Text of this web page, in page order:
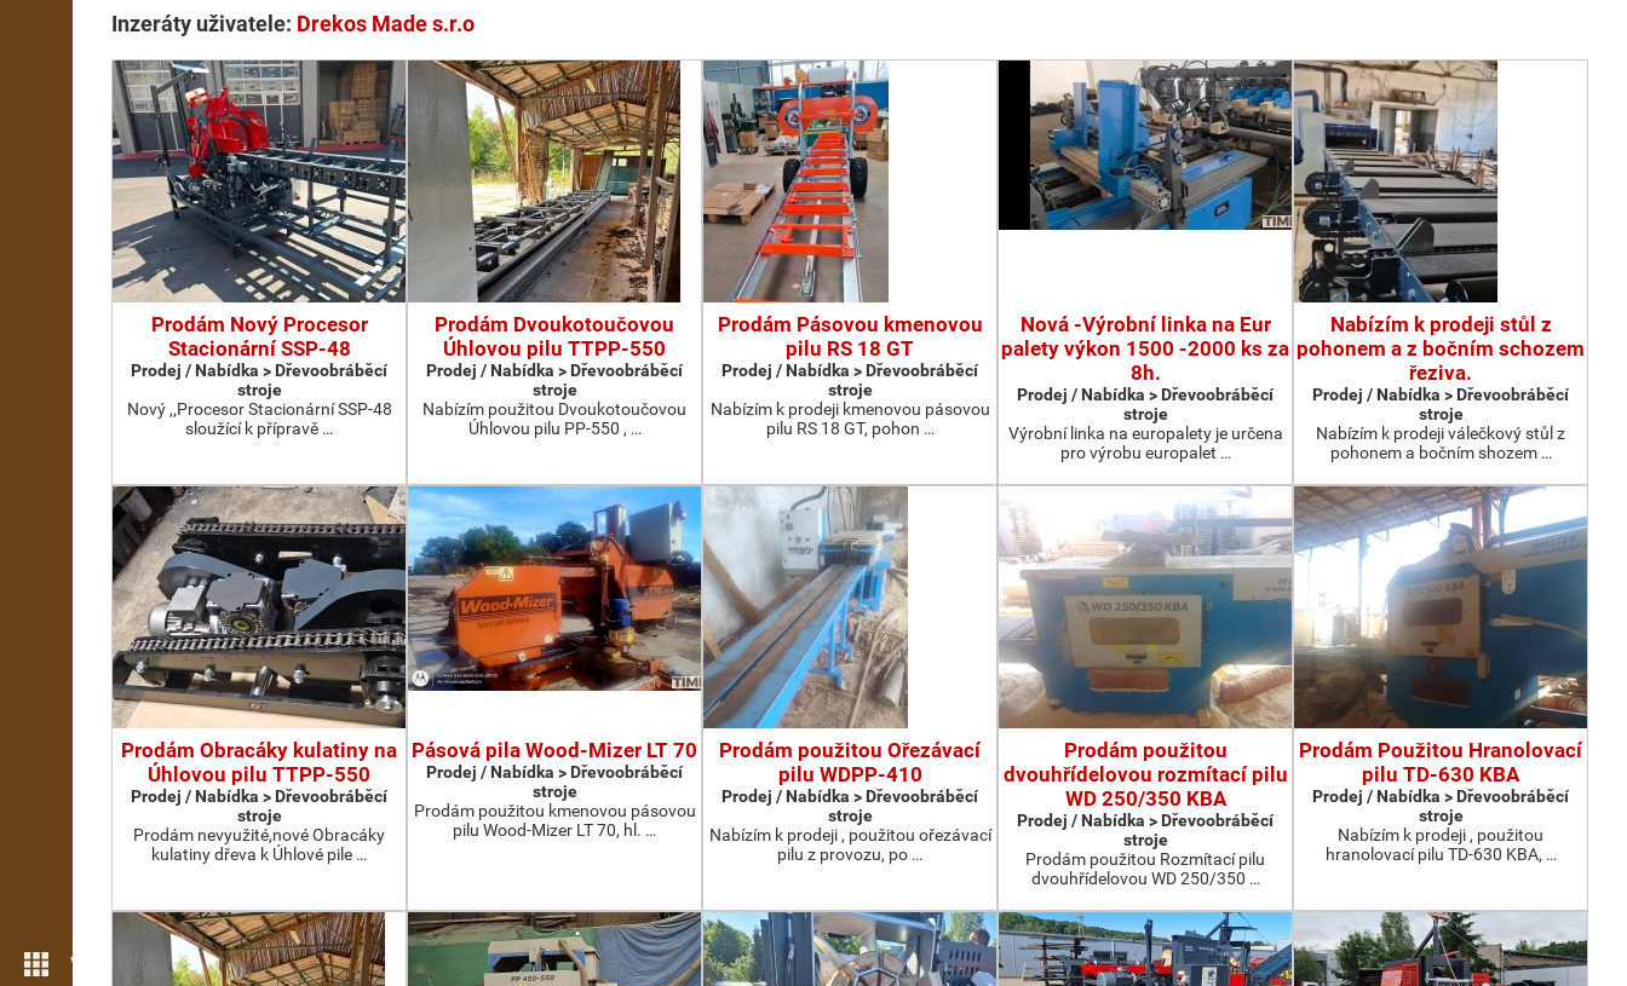
Více možností
Inzeráty uživatele: Drekos Made s.r.o
Prodám Nový Procesor
Stacionární SSP-48
Prodej / Nabídka > Dřevoobráběcí
stroje
Nový ,,Procesor Stacionární SSP-48
sloužící k přípravě …
Prodám Dvoukotoučovou
Úhlovou pilu TTPP-550
Prodej / Nabídka > Dřevoobráběcí
stroje
Nabízím použitou Dvoukotoučovou
Úhlovou pilu PP-550 , …
Prodám Pásovou kmenovou
pilu RS 18 GT
Prodej / Nabídka > Dřevoobráběcí
stroje
Nabízím k prodeji kmenovou pásovou
pilu RS 18 GT, pohon …
Nová -Výrobní linka na Eur
palety výkon 1500 -2000 ks za
8h.
Prodej / Nabídka > Dřevoobráběcí
stroje
Výrobní linka na europalety je určena
pro výrobu europalet …
Nabízím k prodeji stůl z
pohonem a z bočním schozem
řeziva.
Prodej / Nabídka > Dřevoobráběcí
stroje
Nabízím k prodeji válečkový stůl z
pohonem a bočním shozem …
Prodám Obracáky kulatiny na
Úhlovou pilu TTPP-550
Prodej / Nabídka > Dřevoobráběcí
stroje
Prodám nevyužité,nové Obracáky
kulatiny dřeva k Úhlové pile …
Pásová pila Wood-Mizer LT 70
Prodej / Nabídka > Dřevoobráběcí
stroje
Prodám použitou kmenovou pásovou
pilu Wood-Mizer LT 70, hl. …
Prodám použitou Ořezávací
pilu WDPP-410
Prodej / Nabídka > Dřevoobráběcí
stroje
Nabízím k prodeji , použitou ořezávací
pilu z provozu, po …
Prodám použitou
dvouhřídelovou rozmítací pilu
WD 250/350 KBA
Prodej / Nabídka > Dřevoobráběcí
stroje
Prodám použitou Rozmítací pilu
dvouhřídelovou WD 250/350 …
Prodám Použitou Hranolovací
pilu TD-630 KBA
Prodej / Nabídka > Dřevoobráběcí
stroje
Nabízím k prodeji , použitou
hranolovací pilu TD-630 KBA, …